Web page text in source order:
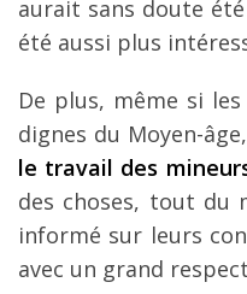
aurait sans doute
été aussi plus
De plus, même si
dignes du Moyen-âge,
le travail des
des choses, tout du
informé sur leurs
avec un grand